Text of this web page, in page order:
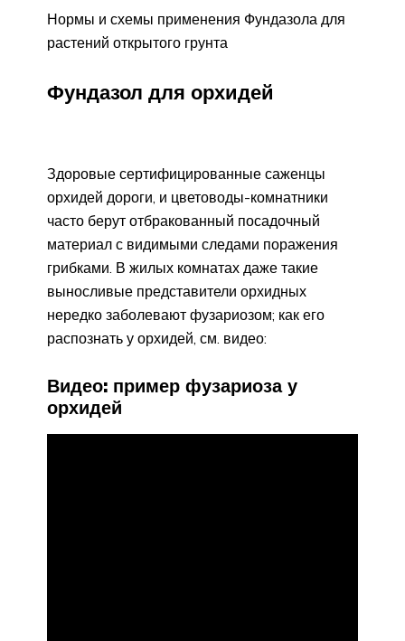
Нормы и схемы применения Фундазола для
растений открытого грунта
Фундазол для орхидей
Здоровые сертифицированные саженцы
орхидей дороги, и цветоводы-комнатники
часто берут отбракованный посадочный
материал с видимыми следами поражения
грибками. В жилых комнатах даже такие
выносливые представители орхидных
нередко заболевают фузариозом; как его
распознать у орхидей, см. видео:
Видео: пример фузариоза у
орхидей